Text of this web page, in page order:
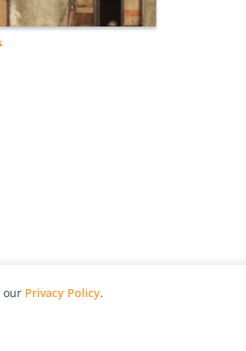
our Privacy Policy.